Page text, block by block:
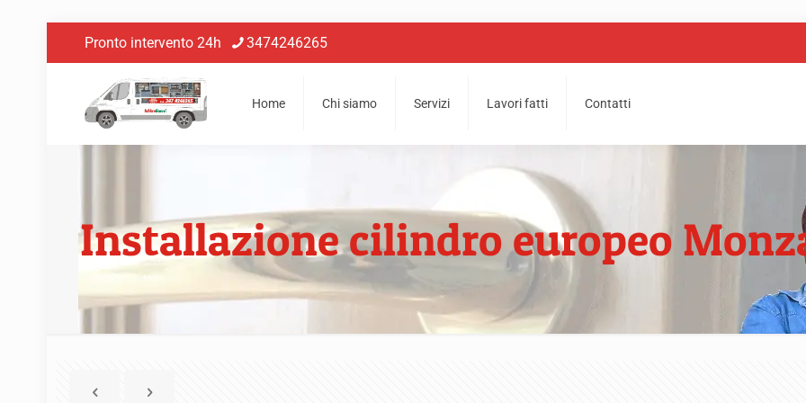
Pronto intervento 24h 3474246265
Home Chi siamo Servizi Lavori fatti Contatti
Installazione cilindro europeo